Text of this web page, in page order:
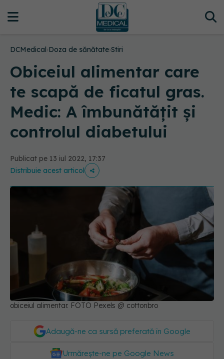
DCMedical›Doza de sănătate›Stiri
Obiceiul alimentar care
te scapă de ficatul gras.
Medic: A îmbunătățit și
controlul diabetului
Publicat pe 13 iul 2022, 17:37
Distribuie acest articol
obiceiul alimentar. FOTO Pexels @ cottonbro
Adaugă-ne ca sursă preferată în Google
Urmărește-ne pe Google News